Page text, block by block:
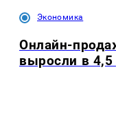
Экономика
Онлайн-
выросли в 4,5